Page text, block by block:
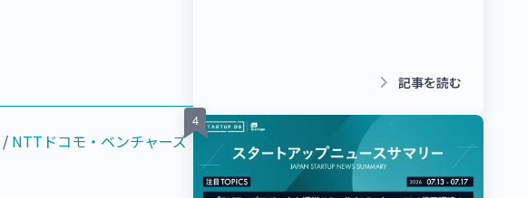
/ NTTドコモ・ベンチャーズ
円を調達！【最新スタートアップ
keyboard_arrow_right 記事を読む